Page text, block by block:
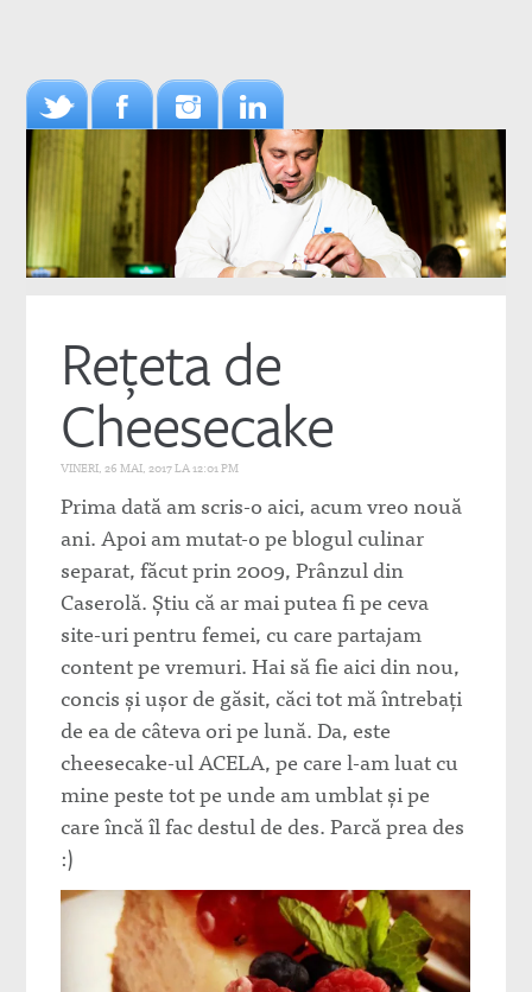
Rețeta de
Cheesecake
VINERI, 26 MAI, 2017 LA 12:01 PM
Prima dată am scris-o aici, acum vreo nouă
ani. Apoi am mutat-o pe blogul culinar
separat, făcut prin 2009, Prânzul din
Caserolă. Știu că ar mai putea fi pe ceva
site-uri pentru femei, cu care partajam
content pe vremuri. Hai să fie aici din nou,
concis și ușor de găsit, căci tot mă întrebați
de ea de câteva ori pe lună. Da, este
cheesecake-ul ACELA, pe care l-am luat cu
mine peste tot pe unde am umblat și pe
care încă îl fac destul de des. Parcă prea des
:)